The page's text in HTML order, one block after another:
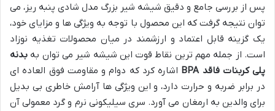
پس از بررسی جامع و دقیق شیشه شیر بزرگ مدل شادی پنبه ریز، می
توان نتیجه گرفت که این محصول با توجه به ویژگی ها و مزایای خود،
یک گزینه قابل اعتماد و ارزشمند در میان محصولات تغذیه نوزاد
است. از جمله مهم ترین نقاط قوت این شیشه شیر می توان به بدنه
پلی کربنات فاقد BPA
اشاره کرد که دوام و مقاومت فوق العاده ای
در برابر ضربه و حرارت دارد، و این ویژگی ها آرامش خاطری بی بدیل
برای والدین به ارمغان می آورد. سری سیلیکونی نرم و گرد معمولی آن